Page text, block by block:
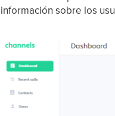
información sobre los